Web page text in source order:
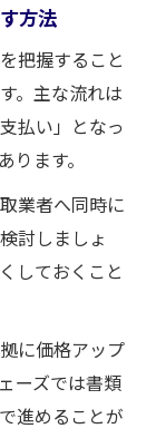
方法
把握すること
。主な流れは
払い」となっ
ます。
業者へ同時に
討しましょ
しておくこと
に価格アップ
ーズでは書類
進めることが